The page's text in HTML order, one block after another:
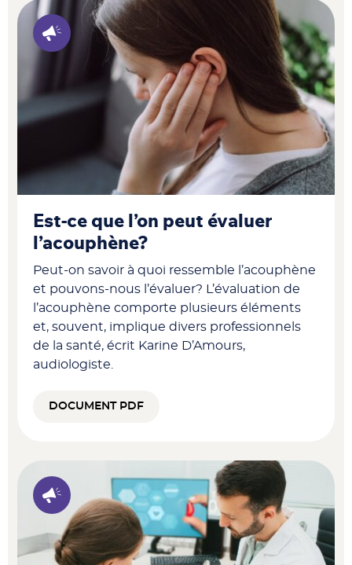
Est-ce que l’on peut évaluer
l’acouphène?
Peut-on savoir à quoi ressemble l’acouphène
et pouvons-nous l’évaluer? L’évaluation de
l’acouphène comporte plusieurs éléments
et, souvent, implique divers professionnels
de la santé, écrit Karine D’Amours,
audiologiste.
DOCUMENT PDF